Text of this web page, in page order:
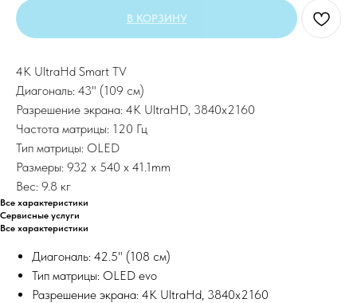
В КОРЗИНУ
4K UltraHd Smart TV
Диагональ: 43" (109 см)
Разрешение экрана: 4K UltraHD, 3840х2160
Частота матрицы: 120 Гц
Тип матрицы: OLED
Размеры: 932 x 540 x 41.1mm
Вес: 9.8 кг
Все характеристики
Сервисные услуги
Все характеристики
Диагональ: 42.5" (108 см)
Тип матрицы: OLED evo
Разрешение экрана: 4K UltraHd, 3840х2160